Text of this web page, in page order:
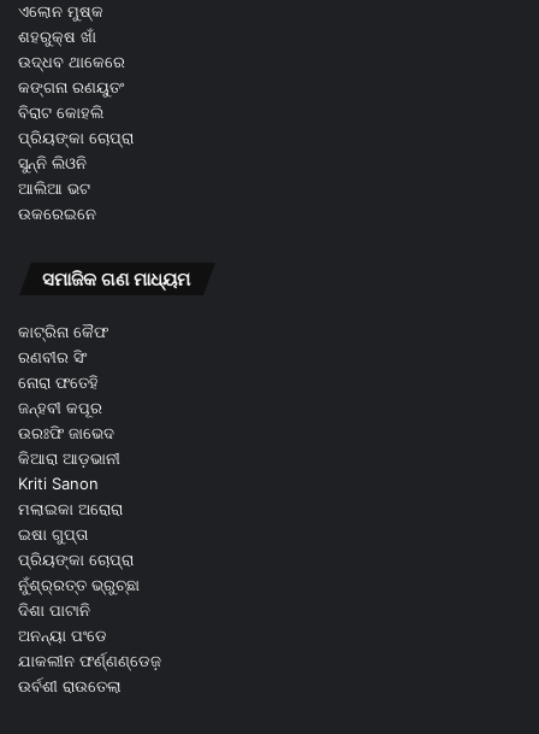
ଏଲୋନ ମୁଷ୍କ
ଶହରୁକ୍ଷ ଖାଁ
ଉଦ୍ଧବ ଥାକେରେ
କଙ୍ଗନା ରଣୟୁତଂ
ବିରାଟ କୋହଲି
ପ୍ରିୟଙ୍କା ଚୋପ୍ରା
ସୁନ୍ନି ଲିଓନି
ଆଲିଆ ଭଟ
ଉକରେଇନେ
ସମାଜିକ ଗଣ ମାଧ୍ୟମ
କାଟ୍ରିନା କୈଫ
ରଣବୀର ସିଂ
ନୋରା ଫତେହି
ଜନ୍ହବୀ କପୂର
ଉରଃଫି ଜାଭେଦ
କିଆରା ଆଡ଼ଭାନୀ
Kriti Sanon
ମଲାଇକା ଅରୋରା
ଇଷା ଗୁପ୍ତା
ପ୍ରିୟଙ୍କା ଚୋପ୍ରା
ନୁଁଶ୍ର୍ରତ୍ତ ଭ୍ରୁଚ୍ଛା
ଦିଶା ପାଟାନି
ଅନନ୍ୟା ପଂଡେ
ଯାକଲୀନ ଫର୍ଣ୍ଣଣ୍ଡେଜ଼
ଉର୍ବଶୀ ରାଉତେଲା